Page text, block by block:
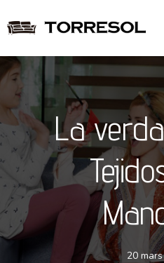
to
content
La
20